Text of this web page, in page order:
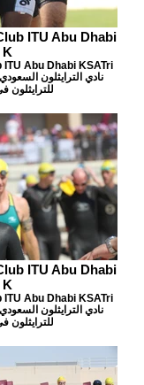
ITU Abu Dhabi
K
Abu Dhabi KSATri
نادي الترايثلون
للترايثلون
ITU Abu Dhabi
K
Abu Dhabi KSATri
نادي الترايثلون
للترايثلون